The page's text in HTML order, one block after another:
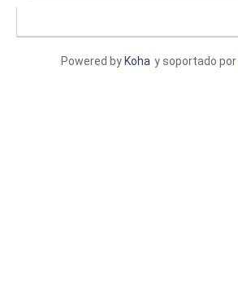
y soportado por
Powered by Koha